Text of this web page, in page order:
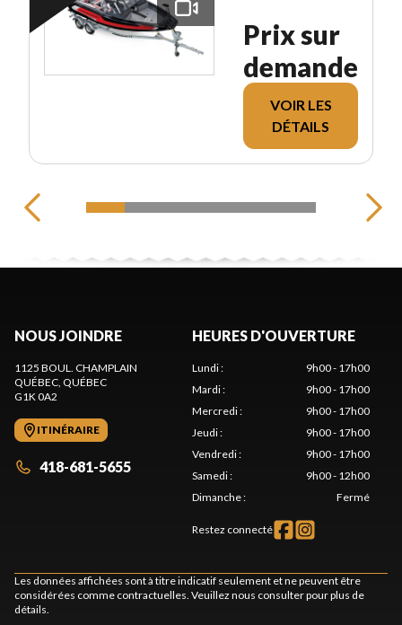
Prix sur
demande
VOIR LES
DÉTAILS
NOUS JOINDRE
1125 BOUL. CHAMPLAIN
QUÉBEC , QUÉBEC
G1K 0A2
ITINÉRAIRE
418-681-5655
HEURES D'OUVERTURE
Lundi:
9h00 - 17h00
Mardi:
9h00 - 17h00
Mercredi:
9h00 - 17h00
Jeudi:
9h00 - 17h00
Vendredi:
9h00 - 17h00
Samedi:
9h00 - 12h00
Dimanche: Fermé
Restez connecté
Les données affichées sont à titre indicatif seulement et ne peuvent être
considérées comme contractuelles. Veuillez nous consulter pour plus de
détails.